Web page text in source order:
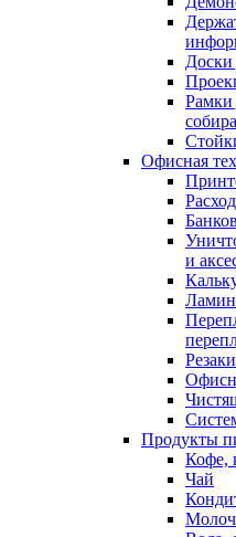
Рамки
Офисная
и
Продукты
Кофе,
Чай